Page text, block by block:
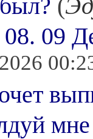
(
09
мне